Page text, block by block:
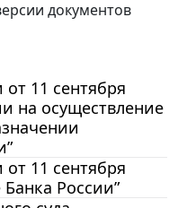
документов
11 сентября
на осуществление
11 сентября
России”